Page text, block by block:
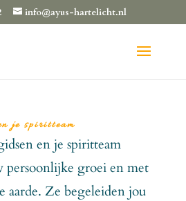
info@ayus-hartelicht.nl
je spiritteam
en je spiritteam
persoonlijke groei en met
aarde. Ze begeleiden jou